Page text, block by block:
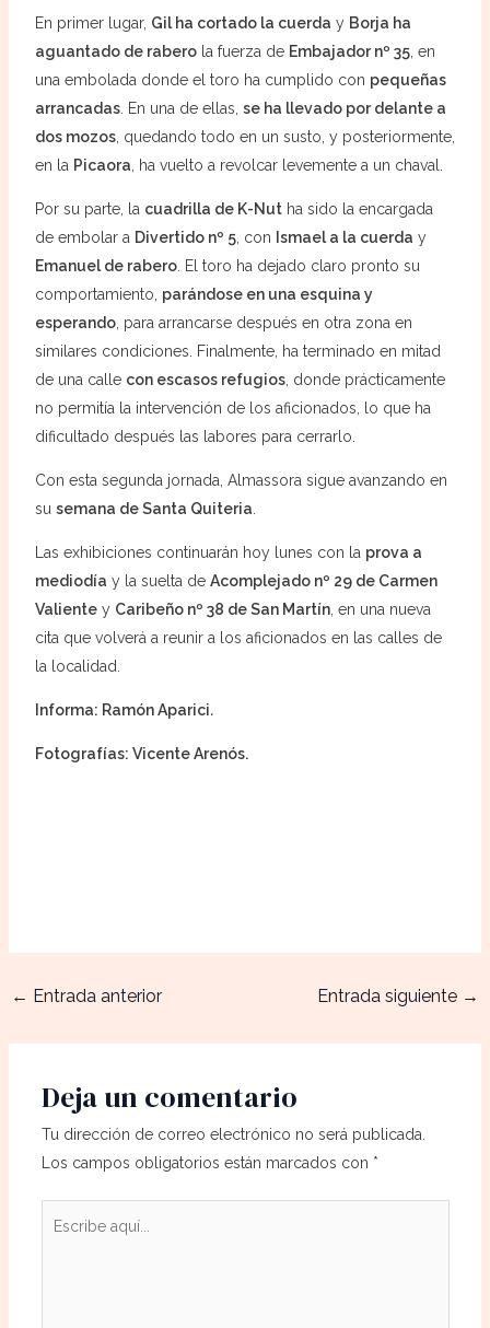
En primer lugar, Gil ha cortado la cuerda y Borja ha
aguantado de raberola fuerza de Embajador nº 35, en
una embolada donde el toro ha cumplido con pequeñas
arrancadas. En una de ellas, se ha llevado por delante a
dos mozos, quedando todo en un susto, y posteriormente,
en la Picaora , ha vuelto a revolcar levemente a un chaval.
Por su parte, la cuadrilla de K-Nutha sido la encargada
de embolar a Divertido nº 5, con Ismael a la cuerda y
Emanuel de rabero. El toro ha dejado claro pronto su
comportamiento, parándose en una esquina y
esperando, para arrancarse después en otra zona en
similares condiciones. Finalmente, ha terminado en mitad
de una calle con escasos refugios, donde prácticamente
no permitía la intervención de los aficionados, lo que ha
dificultado después las labores para cerrarlo.
Con esta segunda jornada, Almassora sigue avanzando en
su semana de Santa Quiteria
Las exhibiciones continuarán hoy lunes con la prova a
mediodía y la suelta de Acomplejado nº 29 de Carmen
Valientey Caribeño nº 38 de San Martín, en una nueva
cita que volverá a reunir a los aficionados en las calles de
la localidad.
Informa: Ramón Aparici.
Fotografías: Vicente Arenós.
← Entrada anterior Entrada siguiente →
Deja un comentario
Tu dirección de correo electrónico no será publicada.
Los campos obligatorios están marcados con *